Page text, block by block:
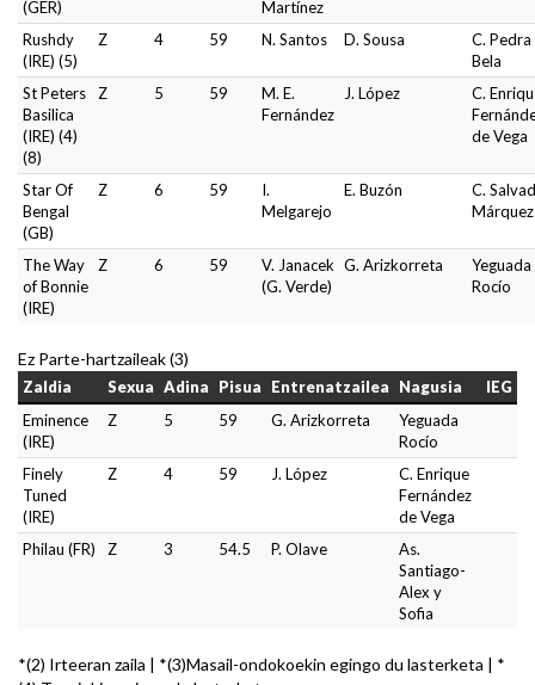
(GER)
Martínez
Rushdy
(IRE) (5)
Z 4 59 N. Santos D. Sousa
C. Pedra
Bela
St Peters
Basilica
(IRE) (4)
(8)
Z 5 59
M. E.
Fernández
J. López
C.
de Vega
Star Of
Bengal
(GB)
Z 6 59
I.
Melgarejo
E. Buzón
C.
Márquez
The Way
of Bonnie
(IRE)
Z 6 59
V. Janacek
(G. Verde)
G. Arizkorreta
Yeguada
Rocío
Ez Parte-hartzaileak (3)
Zaldia Sexua Adina Pisua Entrenatzailea Nagusia
IEG
Eminence
(IRE)
Z 5 59 G. Arizkorreta
Yeguada
Rocío
Finely
Tuned
(IRE)
Z 4 59 J. López
C. Enrique
Fernández
de Vega
Philau (FR)
Z 3 54.5 P. Olave
As.
Santiago-
Alex y
Sofia
*(2) Irteeran zaila | *(3)Masail-ondokoekin egingo du lasterketa | *